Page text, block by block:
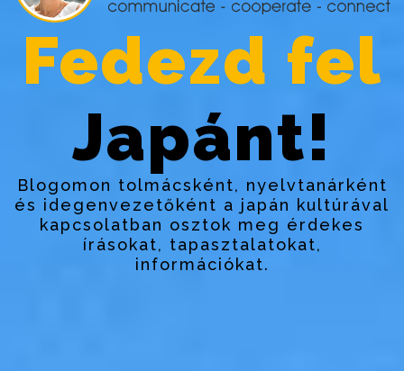
Fedezd fel
Japánt!
Blogomon tolmácsként, nyelvtanárként
és idegenvezetőként a japán kultúrával
kapcsolatban osztok meg érdekes
írásokat, tapasztalatokat,
információkat.